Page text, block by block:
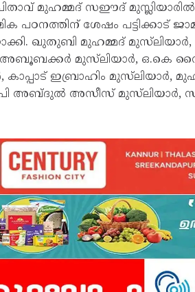
മുഹമ്മദ് സഈദ് മുസ്ലിയാരിൽ
പഠനത്തിന് ശേഷം പട്ടിക്കാട്‌
ഖുതുബി മുഹമ്മദ്
മുസ്‌ലിയാർ, ഒ.കെ
കാപ്പാട് ഇബ്രാഹിം മുസ്‌ലിയാർ,
അബ്ദുൽ അസീസ് മുസ്‌ലിയാർ,